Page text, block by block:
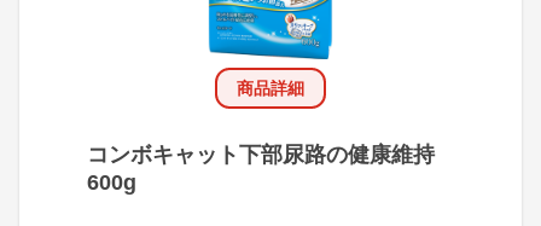
商品詳細
コンボキャット下部尿路の健康維持
600g